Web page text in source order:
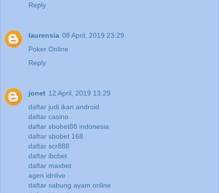
Reply
laurensia 08 April, 2019 23:29
Poker Online
Reply
jonet 12 April, 2019 13:29
daftar judi ikan android
daftar casino
daftar sbobet88 indonesia
daftar sbobet 168
daftar scr888
daftar ibcbet
daftar maxbet
agen idnlive
daftar sabung ayam online